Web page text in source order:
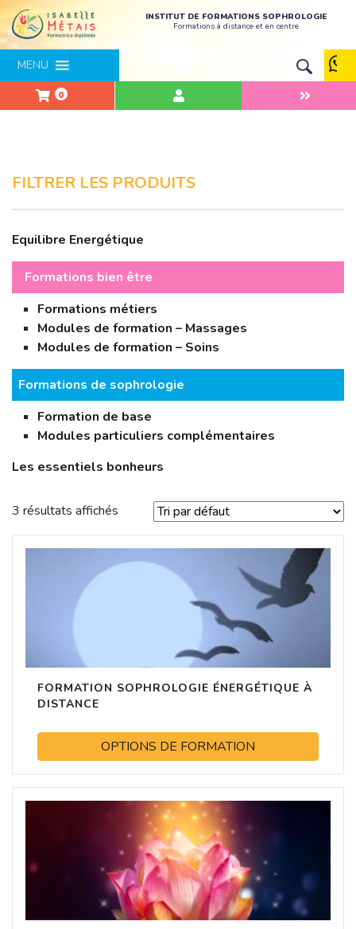
INSTITUT DE FORMATIONS SOPHROLOGIE
Formations à distance et en centre
MENU
0
FILTRER LES PRODUITS
Equilibre Energétique
Formations bien être
Formations métiers
Modules de formation – Massages
Modules de formation – Soins
Formations de sophrologie
Formation de base
Modules particuliers complémentaires
Les essentiels bonheurs
3 résultats affichés
FORMATION SOPHROLOGIE ÉNERGÉTIQUE À
DISTANCE
OPTIONS DE FORMATION